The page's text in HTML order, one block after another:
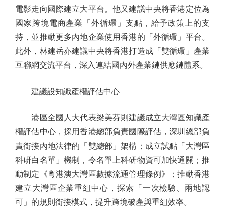
電影走向國際建立大平台。他又建議中央將香港定位為
國家跨境電商產業「外循環」支點，給予政策上的支
持，並推動更多內地企業使用香港的「外循環」平台。
此外，林建岳亦建議中央將香港打造成「雙循環」產業
互聯網交流平台，深入連結國內外產業鏈供應鏈體系。
建議設知識產權評估中心
港區全國人大代表梁美芬則建議成立大灣區知識產
權評估中心，採用香港總部負責國際評估，深圳總部負
責銜接內地法律的「雙總部」架構；成立試點「大灣區
科研白名單」機制，令名單上科研物資可加快通關；推
動制定《粵港澳大灣區數據流通管理條例》；推動香港
建立大灣區企業重組中心，探索「一次檢驗、兩地認
可」的規則銜接模式，提升跨境破產與重組效率。